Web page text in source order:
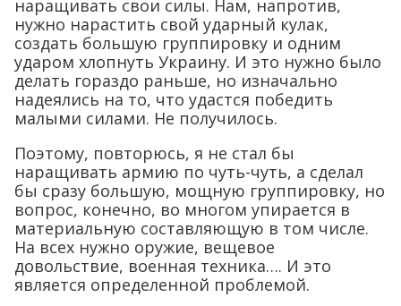
наращивать свои силы. Нам, напротив,
нужно нарастить свой ударный кулак,
создать большую группировку и одним
ударом хлопнуть Украину. И это нужно было
делать гораздо раньше, но изначально
надеялись на то, что удастся победить
малыми силами. Не получилось.
Поэтому, повторюсь, я не стал бы
наращивать армию по чуть-чуть, а сделал
бы сразу большую, мощную группировку, но
вопрос, конечно, во многом упирается в
материальную составляющую в том числе.
На всех нужно оружие, вещевое
довольствие, военная техника…. И это
является определенной проблемой.